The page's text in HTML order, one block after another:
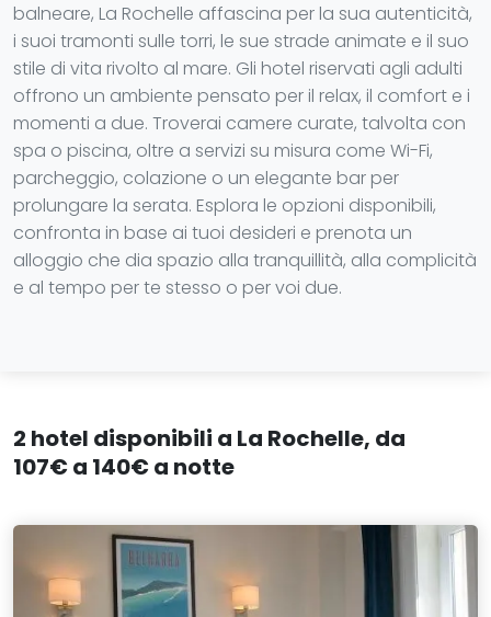
balneare, La Rochelle affascina per la sua autenticità,
i suoi tramonti sulle torri, le sue strade animate e il suo
stile di vita rivolto al mare. Gli hotel riservati agli adulti
offrono un ambiente pensato per il relax, il comfort e i
momenti a due. Troverai camere curate, talvolta con
spa o piscina, oltre a servizi su misura come Wi-Fi,
parcheggio, colazione o un elegante bar per
prolungare la serata. Esplora le opzioni disponibili,
confronta in base ai tuoi desideri e prenota un
alloggio che dia spazio alla tranquillità, alla complicità
e al tempo per te stesso o per voi due.
2 hotel disponibili a La Rochelle, da
107€ a 140€ a notte